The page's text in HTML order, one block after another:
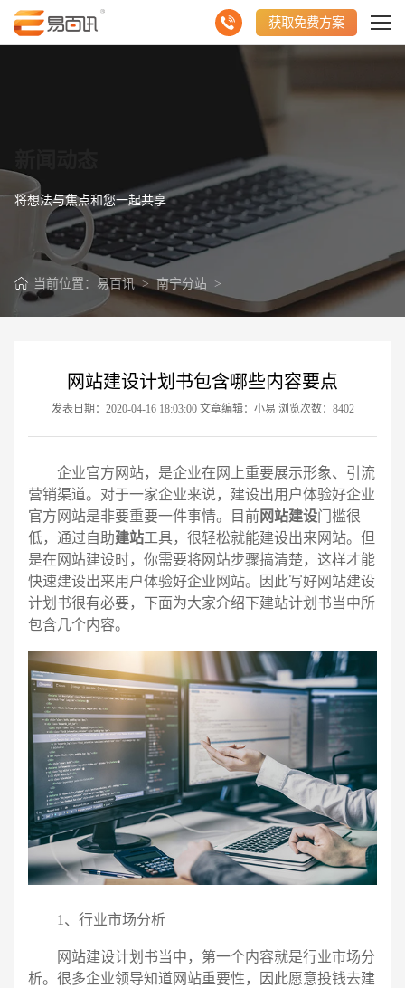
获取免费方案
将想法与焦点和您一起共享
当前位置： 易百讯>南宁分站>
网站建设计划书包含哪些内容要点
发表日期：2020-04-16 18:03:00 文章编辑：小易 浏览次数：8402
企业官方网站，是企业在网上重要展示形象、引流
营销渠道。对于一家企业来说，建设出用户体验好企业
官方网站是非要重要一件事情。目前 网站建设门槛很
低，通过自助建站工具，很轻松就能建设出来网站。但
是在网站建设时，你需要将网站步骤搞清楚，这样才能
快速建设出来用户体验好企业网站。因此写好网站建设
计划书很有必要，下面为大家介绍下建站计划书当中所
包含几个内容。
1、行业市场分析
网站建设计划书当中，第一个内容就是行业市场分
析。很多企业领导知道网站重要性，因此愿意投钱去建
请输入您的公司名称 名字